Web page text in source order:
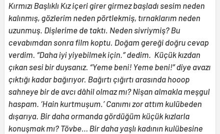
Kırmızı Başlıklı Kız içeri girer girmez başladı sesim neden
kalınmış, gözlerim neden pörtlekmiş, tırnaklarım neden
uzunmuş. Dişlerime de taktı. Neden sivriymiş? Bu
cevabımdan sonra film koptu. Doğam gereği doğru cevap
verdim. “Daha iyi yiyebilmek için.” dedim. Küçük kızdan
çıkan sesi bir duysanız. “Yeme beni! Yeme beni!” diye avazı
çıktığı kadar bağırıyor. Bağırtı çığırtı arasında hooop
sahneye bir de avcı dâhil olmaz mı? Nişan almakla meşgul
haspam. ‘Hain kurtmuşum.’ Canımı zor attım kulübeden
dışarıya. Bir daha ormanda gördüğüm küçük kızlarla
konuşmak mı? Tövbe… Bir daha yaşlı kadının kulübesine